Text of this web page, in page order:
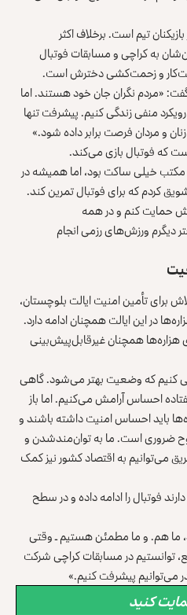
یکی از بازیکنان تیم است. برخلاف اکثر
به کراچی و مسابقات فوتبال
و زحمت‌کشی دخترش است.
«مردم نگران جان خود هستند. اما
منفی زندگی کنیم. پیشرفت تنها
و مردان فرصت برابر داده شود.»
خیلی ساکت بود، اما همیشه در
کردم که برای فوتبال تمرین کند.
حمایت کنم و در همه
ورزش‌های رزمی انجام
برای تأمین امنیت ایالت بلوچستان،
در این ایالت همچنان ادامه دارد.
همچنان غیرقابل‌پیش‌بینی
کنیم که وضعیت بهتر می‌شود. گاهی
احساس آرامش می‌کنیم. اما باز
باید احساس امنیت داشته باشند و
ضروری است. ما به توان‌مندشدن و
می‌توانیم به اقتصاد کشور نیز کمک
فوتبال را ادامه داده و در سطح
ما هم. و ما مطمئن هستیم ـ وقتی
توانستیم در مسابقات کراچی شرکت
می‌توانیم پیشرفت کنیم.»
کنید